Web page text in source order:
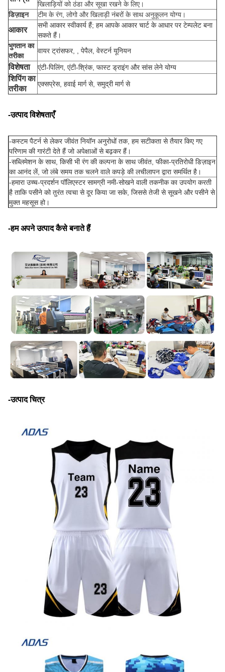
खिलाड़ियों को ठंडा और सूखा रखने के लिए।
डिज़ाइन
टीम के रंग, लोगो और खिलाड़ी नंबरों के साथ अनुकूलन योग्य।
आकार
सभी आकार स्वीकार्य हैं; हम आपके आकार चार्ट के आधार पर टेम्पलेट बना
सकते हैं।
भुगतान का
तरीका
वायर ट्रांसफर, , पेपैल, वेस्टर्न यूनियन
विशेषता एंटी-पिलिंग, एंटी-श्रिंक, फास्ट ड्राइंग और सांस लेने योग्य
शिपिंग का
तरीका
एक्सप्रेस, हवाई मार्ग से, समुद्री मार्ग से
-उत्पाद विशेषताएँ
-कस्टम पैटर्न से लेकर जीवंत नियॉन अनुरोधों तक, हम सटीकता से तैयार किए गए
परिणाम की गारंटी देते हैं जो अपेक्षाओं से बढ़कर हैं।
-सब्लिमेशन के साथ, किसी भी रंग की कल्पना के साथ जीवंत, फीका-प्रतिरोधी डिज़ाइन
का आनंद लें, जो लंबे समय तक चलने वाले कपड़े की लचीलापन द्वारा समर्थित है।
-हमारा उच्च-प्रदर्शन पॉलिएस्टर सामग्री नमी-सोखने वाली तकनीक का उपयोग करती
है ताकि पसीने को तुरंत त्वचा से दूर किया जा सके, जिससे तेजी से सूखने और पसीने से
मुक्त महसूस हो।
-हम अपने उत्पाद कैसे बनाते हैं
-उत्पाद चित्र